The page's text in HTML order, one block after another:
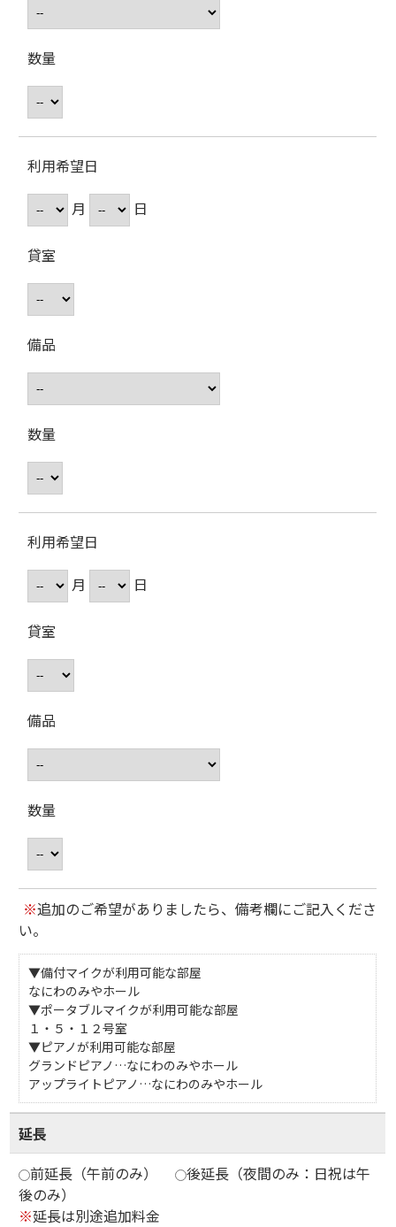
数量
利用希望日
月
日
貸室
備品
数量
利用希望日
月
日
貸室
備品
数量
※追加のご希望がありましたら、備考欄にご記入くださ
い。
▼備付マイクが利用可能な部屋
なにわのみやホール
▼ポータブルマイクが利用可能な部屋
１・５・１２号室
▼ピアノが利用可能な部屋
グランドピアノ…なにわのみやホール
アップライトピアノ…なにわのみやホール
延長
前延長（午前のみ）
後延長（夜間のみ：日祝は午
後のみ）
※延長は別途追加料金